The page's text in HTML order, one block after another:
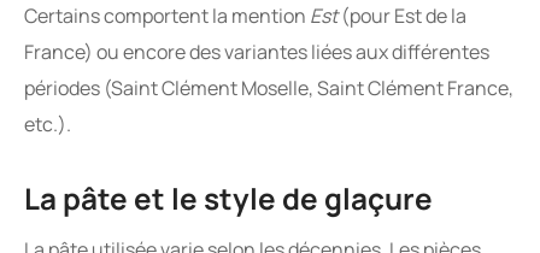
Certains comportent la mention Est(pour Est de la
France) ou encore des variantes liées aux différentes
périodes (Saint Clément Moselle, Saint Clément France,
etc.).
La pâte et le style de glaçure